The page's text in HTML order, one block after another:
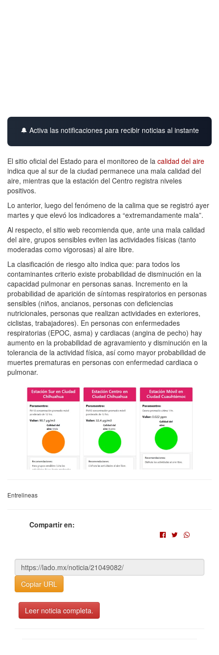
🔔 Activa las notificaciones para recibir noticias al instante
El sitio oficial del Estado para el monitoreo de la calidad del aire
indica que al sur de la ciudad permanece una mala calidad del
aire, mientras que la estación del Centro registra niveles
positivos.
Lo anterior, luego del fenómeno de la calima que se registró ayer
martes y que elevó los indicadores a “extremandamente mala”.
Al respecto, el sitio web recomienda que, ante una mala calidad
del aire, grupos sensibles eviten las actividades físicas (tanto
moderadas como vigorosas) al aire libre.
La clasificación de riesgo alto indica que: para todos los
contaminantes criterio existe probabilidad de disminución en la
capacidad pulmonar en personas sanas. Incremento en la
probabilidad de aparición de síntomas respiratorios en personas
sensibles (niños, ancianos, personas con deficiencias
nutricionales, personas que realizan actividades en exteriores,
ciclistas, trabajadores). En personas con enfermedades
respiratorias (EPOC, asma) y cardiacas (angina de pecho) hay
aumento en la probabilidad de agravamiento y disminución en la
tolerancia de la actividad física, así como mayor probabilidad de
muertes prematuras en personas con enfermedad cardiaca o
pulmonar.
Entrelineas
Compartir en:
Copiar URL
Leer noticia completa.